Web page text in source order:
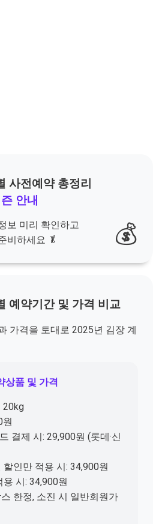
사전예약 총정리
안내
보 미리 확인하고
비하세요 🥬
💰
예약기간 및 가격 비교
가격을 토대로 2025년 김장 계
상품 및 가격
20kg
원
결제 시: 29,900원 (롯데·신
인만 적용 시: 34,900원
시: 34,900원
한정, 소진 시 일반회원가